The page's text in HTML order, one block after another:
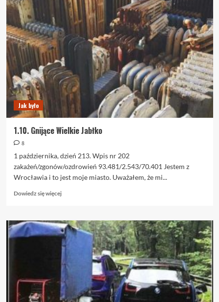
2.10.
Zawirusowane
partnerstwo
Jak było
1.10. Gnijące Wielkie Jabłko
8
1 października, dzień 213. Wpis nr 202
zakażeń/zgonów/ozdrowień 93.481/2.543/70.401 Jestem z
Wrocławia i to jest moje miasto. Uważałem, że mi...
Dowiedz się więcejDowiedz
o
1.10.
Gnijące
Wielkie